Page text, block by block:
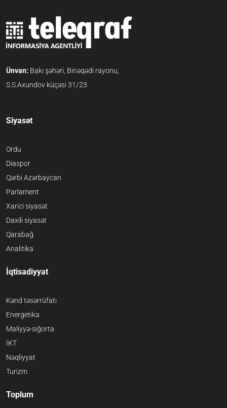
Ünvan: Bakı şəhəri, Binəqədi rayonu,
S.S.Axundov küçəsi 31/23
Siyasət
Ordu
Diaspor
Qərbi Azərbaycan
Parlament
Xarici siyasət
Daxili siyasət
Qarabağ
Analitika
İqtisadiyyat
Kənd təsərrüfatı
Energetika
Maliyyə-sığorta
İKT
Nəqliyyat
Turizm
Toplum